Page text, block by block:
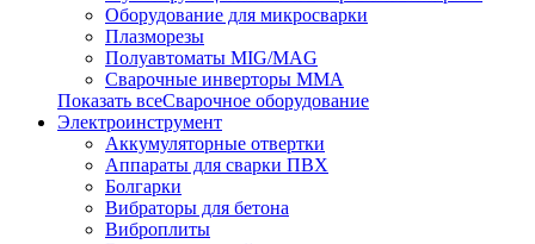
Оборудование для микросварки
Плазморезы
Полуавтоматы MIG/MAG
Сварочные инверторы ММА
Показать всеСварочное оборудование
Электроинструмент
Аккумуляторные отвертки
Аппараты для сварки ПВХ
Болгарки
Вибраторы для бетона
Виброплиты